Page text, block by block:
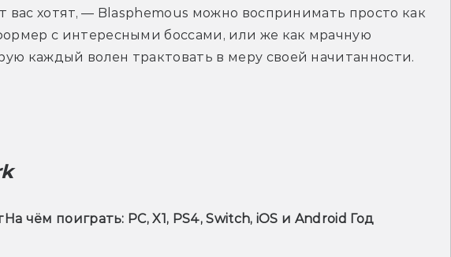
вас хотят, — Blasphemous можно воспринимать просто как
с интересными боссами, или же как мрачную
каждый волен трактовать в меру своей начитанности.
На чём поиграть: PC, X1, PS4, Switch, iOS и Android Год